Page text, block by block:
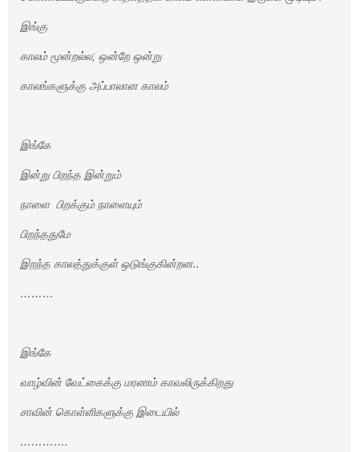
இங்கு
காலம் மூன்றல்ல; ஒன்றே ஒன்று
காலங்களுக்கு அப்பாலான காலம்
இங்கே
இன்று பிறந்த இன்றும்
நாளை பிறக்கும் நாளையும்
பிறந்ததுமே
இறந்த காலத்துக்குள் ஒடுங்குகின்றன..
………
இங்கே
வாழ்வின் வேட்கைக்கு மரணம் காவலிருக்கிறது
சாவின் கொள்ளிகளுக்கு இடையில்
………….